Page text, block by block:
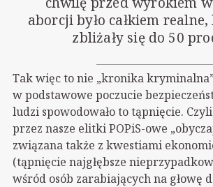
aborcji było całkiem realne,
zbliżały się do 50
Tak więc to nie „kronika
w podstawowe poczucie
ludzi spowodowało to tąpnięcie.
przez nasze elitki POPiS-owe
związana także z kwestiami
(tąpnięcie najgłębsze
wśród osób zarabiających na głowę